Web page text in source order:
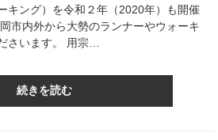
キング）を令和２年（2020年）も開催
市内外から大勢のランナーやウォーキ
さいます。 用宗…
続きを読む